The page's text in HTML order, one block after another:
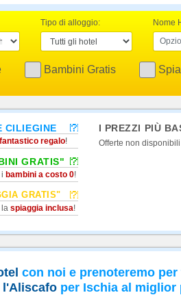
Tipo di alloggio: Nome
Bambini Gratis
CILIEGINE
fantastico regalo!
GRATIS"
bambini a costo 0!
GRATIS"
la spiaggia inclusa!
I PREZZI PIÙ
Offerte non disponibili
con noi e prenoteremo per
l'Aliscafo per Ischia al miglior